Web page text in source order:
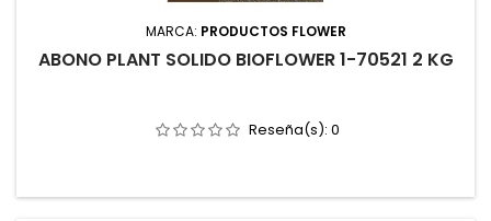
MARCA: PRODUCTOS FLOWER
ABONO PLANT SOLIDO BIOFLOWER 1-70521 2 KG
Reseña(s): 0